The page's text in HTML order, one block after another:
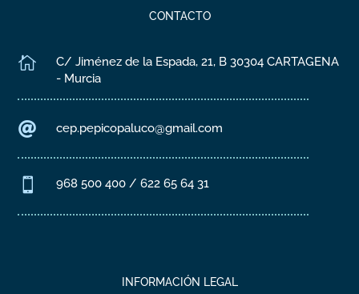
CONTACTO

C/ Jiménez de la Espada, 21, B 30304 CARTAGENA
- Murcia
 cep.pepicopaluco@gmail.com
 968 500 400 / 622 65 64 31
INFORMACIÓN LEGAL